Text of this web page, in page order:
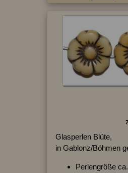
Glasperlen Blüte,
in Gablonz/Böhmen
Perlengröße